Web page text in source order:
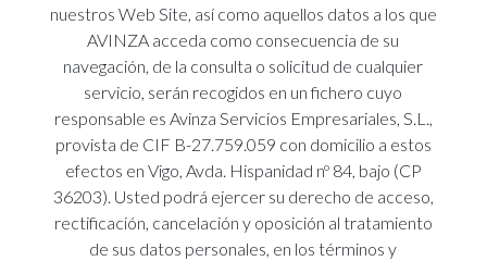
nuestros Web Site, así como aquellos datos a los que
AVINZA acceda como consecuencia de su
navegación, de la consulta o solicitud de cualquier
servicio, serán recogidos en un fichero cuyo
responsable es Avinza Servicios Empresariales, S.L.,
provista de CIF B-27.759.059 con domicilio a estos
efectos en Vigo, Avda. Hispanidad nº 84, bajo (CP
36203). Usted podrá ejercer su derecho de acceso,
rectificación, cancelación y oposición al tratamiento
de sus datos personales, en los términos y